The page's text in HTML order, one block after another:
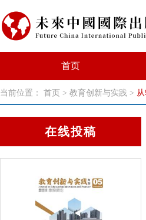
首页
当前位置： 首页 > 教育创新与实践 >
在线投稿